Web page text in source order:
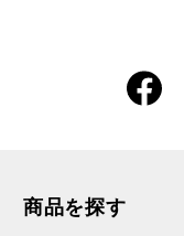
Faceboo
k
X
商品を探す